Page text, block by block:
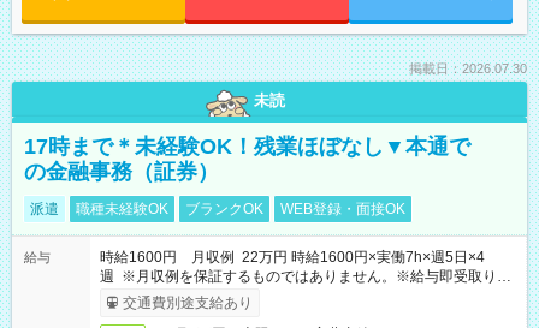
掲載日：2026.07.30
未読
17時まで＊未経験OK！残業ほぼなし▼本通で
の金融事務（証券）
派遣 職種未経験OK ブランクOK WEB登録・面接OK
給与
時給1600円 月収例 22万円 時給1600円×実働7h×週5日×4
週 ※月収例を保証するものではありません。※給与即受取りサ
ービス利用可（利用条件有）
交通費別途支給あり